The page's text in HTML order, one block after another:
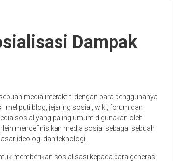
Dampak
media interaktif, dengan para penggunanya
meliputi blog, jejaring sosial, wiki, forum dan
sosial yang paling umum digunakan oleh
mendefinisikan media sosial sebagai sebuah
ideologi dan teknologi.
memberikan sosialisasi kepada para generasi